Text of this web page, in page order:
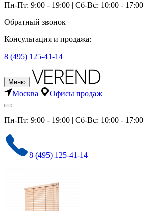
Пн-Пт: 9:00 - 19:00 | Сб-Вс: 10:00 - 17:00
Обратный звонок
Консультация и продажа:
8 (495) 125-41-14
Меню
Москва Офисы продаж
Пн-Пт: 9:00 - 19:00 | Сб-Вс: 10:00 - 17:00
8 (495) 125-41-14